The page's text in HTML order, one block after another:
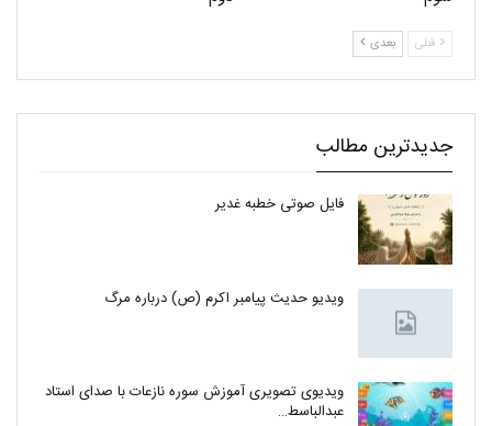
قبلی بعدی
جدیدترین مطالب
فایل صوتی خطبه غدیر
ویدیو حدیث پیامبر اکرم (ص) درباره مرگ
ویدیوی تصویری آموزش سوره نازعات با صدای استاد
عبدالباسط…